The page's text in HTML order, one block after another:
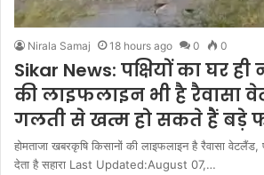
Nirala Samaj 18 hours ago 0 0
Sikar News: पक्षियों का घर ही
की लाइफलाइन भी है रैवासा
गलती से खत्म हो सकते हैं बड़े
होमताजा खबरकृषि किसानों की लाइफलाइन है रैवासा
देता है सहारा Last Updated:August 07,…